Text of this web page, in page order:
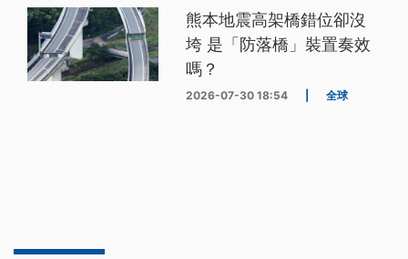
熊本地震高架橋錯位卻沒
垮 是「防落橋」裝置奏效
嗎？
2026-07-30 18:54 全球